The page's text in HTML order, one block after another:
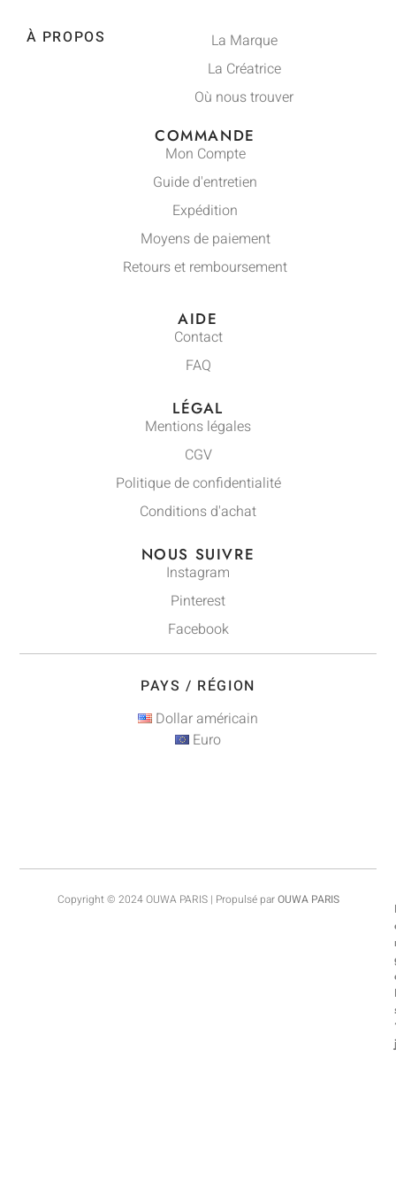
À PROPOS
La Marque
La Créatrice
Où nous trouver
COMMANDE
Mon Compte
Guide d'entretien
Expédition
Moyens de paiement
Retours et remboursement
AIDE
Contact
FAQ
LÉGAL
Mentions légales
CGV
Politique de confidentialité
Conditions d'achat
NOUS SUIVRE
Instagram
Pinterest
Facebook
PAYS / RÉGION
Dollar américain
Euro
Copyright © 2024 OUWA PARIS | Propulsé parOUWA PARIS